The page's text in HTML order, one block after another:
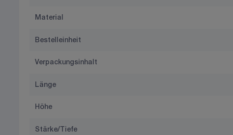
Material
Bestelleinheit
Verpackungsinhalt
Länge
Höhe
Stärke/Tiefe